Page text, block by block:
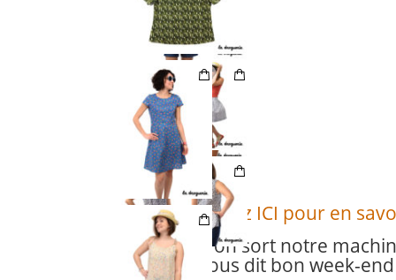
Cliquez ICI pour en
Allez, on sort notre
on vous dit bon week-